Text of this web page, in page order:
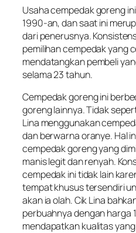
Usaha cempedak goreng
1990-an, dan saat ini
dari penerusnya.
pemilihan cempedak yang
mendatangkan pembeli
selama 23 tahun.
Cempedak goreng ini
goreng lainnya. Tidak
Lina menggunakan
dan berwarna oranye. Hal
cempedak goreng yang
manis legit dan renyah.
cempedak ini tidak lain
tempat khusus tersendiri
akan ia olah. Cik Lina
perbuahnya dengan harga
mendapatkan kualitas